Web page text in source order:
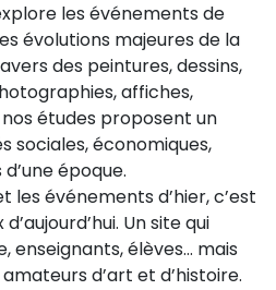
les événements de
évolutions majeures de la
des peintures, dessins,
affiches,
études proposent un
sociales, économiques,
époque.
événements d’hier, c’est
Un site qui
enseignants, élèves… mais
d’art et d’histoire.